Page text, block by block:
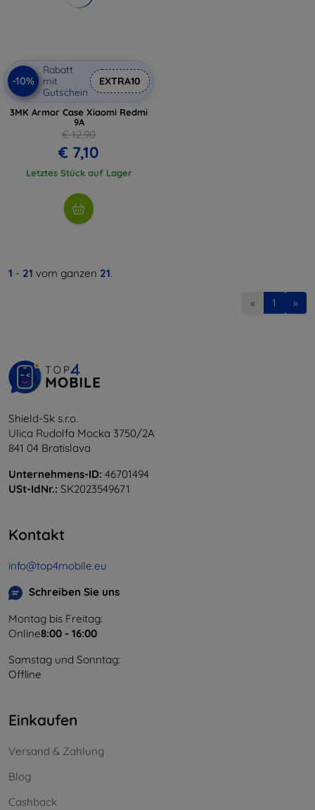
-10%
Rabatt
mit
Gutschein
EXTRA10
3MK Armor Case Xiaomi Redmi
9A
€ 12,90
€ 7,10
Letztes Stück auf Lager
1 - 21 vom ganzen 21.
« 1 »
Shield-Sk s.r.o.
Ulica Rudolfa Mocka 3750/2A
841 04 Bratislava
Unternehmens-ID: 46701494
USt-IdNr.: SK2023549671
Kontakt
info@top4mobile.eu
Schreiben Sie uns
Montag bis Freitag:
Online8:00 - 16:00
Samstag und Sonntag:
Offline
Einkaufen
Versand & Zahlung
Blog
Cashback